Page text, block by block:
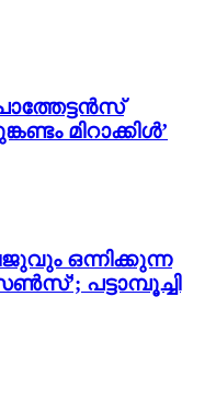
മിറാക്കിൾ’
ഒന്നിക്കുന്ന
പട്ടാമ്പൂച്ചി